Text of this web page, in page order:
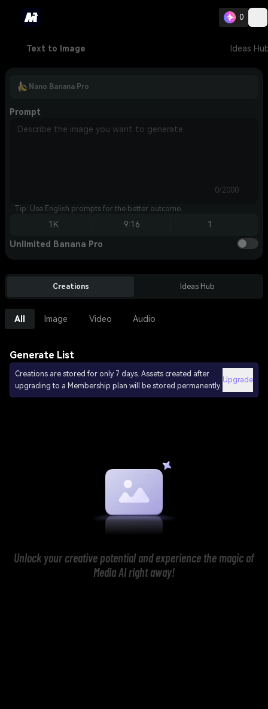
0
Text to Image Ideas
Nano Banana Pro
Prompt
0/2000
Tip: Use English prompts for the better outcome.
1K 9:16 1
Unlimited Banana Pro
Creations Ideas Hub
All Image Video Audio
Generate List
Creations are stored for only 7 days. Assets created after
upgrading to a Membership plan will be stored permanently.
Upgrade
Unlock your creative potential and experience the magic of
Media AI right away!